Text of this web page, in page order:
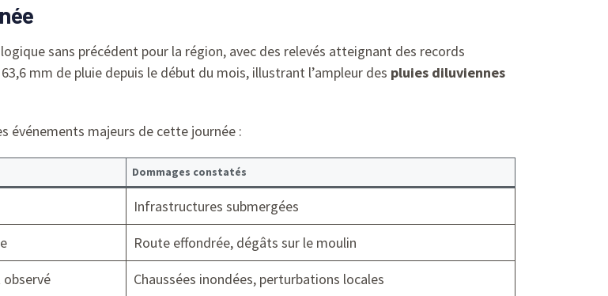
sans précédent pour la région, avec des relevés atteignant des records
mm de pluie depuis le début du mois, illustrant l’ampleur des pluies diluviennes
événements majeurs de cette journée :
Dommages constatés
Infrastructures submergées
Route effondrée, dégâts sur le moulin
Chaussées inondées, perturbations locales